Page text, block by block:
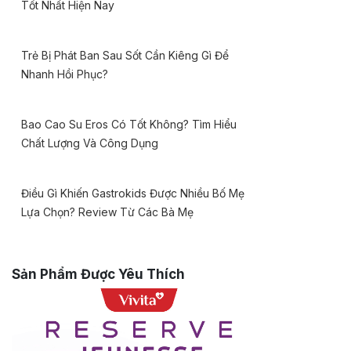
Tốt Nhất Hiện Nay
Trẻ Bị Phát Ban Sau Sốt Cần Kiêng Gì Để
Nhanh Hồi Phục?
Bao Cao Su Eros Có Tốt Không? Tìm Hiểu
Chất Lượng Và Công Dụng
Điều Gì Khiến Gastrokids Được Nhiều Bố Mẹ
Lựa Chọn? Review Từ Các Bà Mẹ
Sản Phẩm Được Yêu Thích